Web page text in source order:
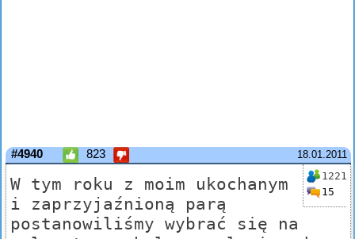
18.01.2011
#4940 823
1221
15
W tym roku z moim ukochanym
i zaprzyjaźnioną parą
postanowiliśmy wybrać się na